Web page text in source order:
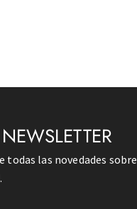
las novedades sobre